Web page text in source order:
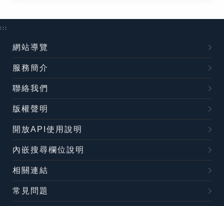
:::
網站導覽
服務簡介
聯絡我們
版權聲明
開放API使用說明
內嵌搜尋欄位說明
相關連結
常見問題